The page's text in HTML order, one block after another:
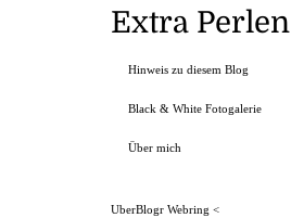
Extra Perlen
Hinweis zu diesem Blog
Black & White Fotogalerie
Über mich
UberBlogr Webring <